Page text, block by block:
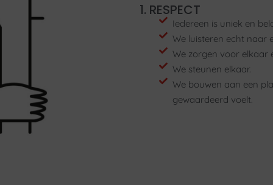
1. RESPECT
Iedereen is uniek en
We luisteren echt naar
We zorgen voor elkaar
We steunen elkaar.
We bouwen aan een
gewaardeerd voelt.